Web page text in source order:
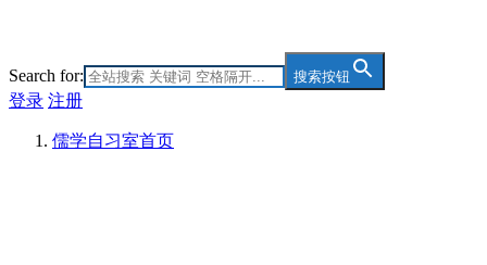
Search for: 搜索按钮
登录 注册
儒学自习室首页